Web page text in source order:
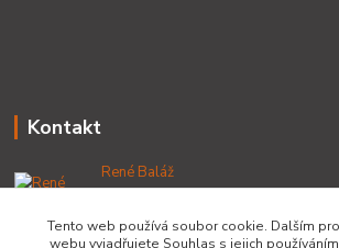
Kontakt
René Baláž
+421 902 212 007
od 8:00 - do 16:00 hod
Tento web používá soubor cookie. Dalším
webu vyjadřujete Souhlas s jejich